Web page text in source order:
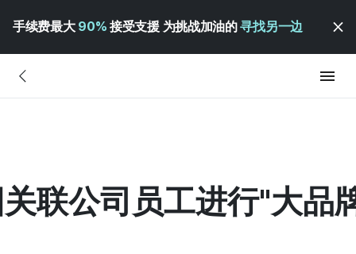
手续费最大 90% 接受支援 为挑战加油的寻找另一边
联公司员工进行"大品